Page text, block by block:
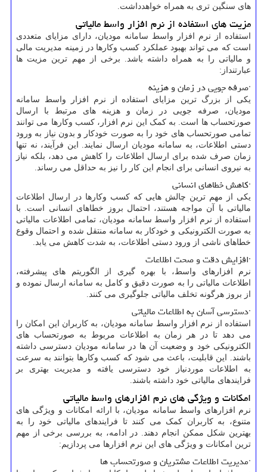
‌های سنگین ‌تری به همراه خواهدداشت.
مزیت های استفاده از نرم ‌افزار واسط مالیاتی
استفاده از نرم‌ افزار واسط سامانه مودیان، دارای مزایای متعددی
است که می‌ تواند بهبود عملکرد کسب‌ وکارها در زمینه مدیریت مالی
و مالیاتی را به همراه داشته باشد. برخی از مهم ترین مزیت ها
عبارتنداز:
·صرفه‌ جویی در زمان و هزینه
یکی از بزرگ ترین مزایای استفاده از نرم ‌افزار واسط سامانه
مودیان، صرفه ‌جویی در زمان و هزینه‌ های مرتبط با ارسال
صورتحساب ‌ها است. به کمک این نرم ‌افزار، کسب ‌وکارها می‌ توانند
تمامی صورتحساب ‌های خود را به صورت خودکار و بدون نیاز به ورود
دستی اطلاعات، به سامانه مودیان ارسال نمایند. این فرآیند، نه تنها
زمان صرف ‌شده برای ارسال اطلاعات را کاهش می ‌دهد، بلکه نیاز
به نیروی انسانی برای انجام این کار را نیز به حداقل می‌ رساند.
·کاهش خطاهای انسانی
یکی از مهم ‌ترین چالش ‌هایی که کسب‌ وکارها در ارسال اطلاعات
مالیاتی با آن مواجه هستند، احتمال بروز خطاهای انسانی است. با
استفاده از نرم ‌افزار واسط سامانه مودیان، تمامی اطلاعات مالیاتی
به صورت الکترونیکی و خودکار به سامانه منتقل شده و احتمال وقوع
خطاهای ناشی از ورود دستی اطلاعات، به شدت کاهش می یابد.
·افزایش دقت و صحت اطلاعات
نرم‌ افزارهای واسط، با بهره‌ گیری از الگوریتم ‌های پیشرفته،
اطلاعات مالیاتی را به صورت دقیق و کامل به سامانه ارسال نموده و
از بروز هرگونه تخلف مالیاتی جلوگیری می کنند.
·دسترسی آسان به اطلاعات مالیاتی
استفاده از نرم ‌افزار واسط سامانه مودیان، به کاربران این امکان را
می ‌دهد تا در هر زمان به اطلاعات مربوط به صورتحساب ‌های
الکترونیکی خود و وضعیت آن‌ ها در سامانه مودیان دسترسی داشته
باشند. این قابلیت، باعث می ‌شود که کسب ‌وکارها بتوانند به سرعت
به اطلاعات موردنیاز خود دسترسی یافته و مدیریت بهتری بر
فرایندهای مالیاتی خود داشته باشند.
امکانات و ویژگی‌ های نرم ‌افزارهای واسط مالیاتی
نرم ‌افزارهای واسط سامانه مودیان، با ارائه امکانات و ویژگی‌ های
متنوع، به کاربران کمک می ‌کنند تا فرایندهای مالیاتی خود را به
بهترین شکل ممکن انجام دهند. در ادامه، به بررسی برخی از مهم‌
ترین امکانات و ویژگی ‌های این نرم ‌افزارها می ‌پردازیم:
·مدیریت اطلاعات مشتریان و صورتحساب‌ ها